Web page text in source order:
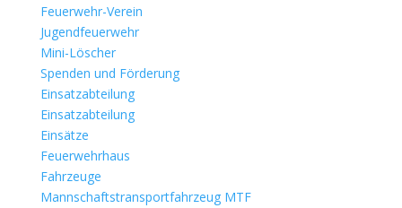
Feuerwehr-Verein
Jugendfeuerwehr
Mini-Löscher
Spenden und Förderung
Einsatzabteilung
Einsatzabteilung
Einsätze
Feuerwehrhaus
Fahrzeuge
Mannschaftstransportfahrzeug MTF